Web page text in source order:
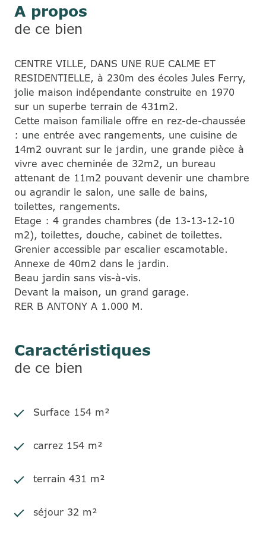
A propos
de ce bien
CENTRE VILLE, DANS UNE RUE CALME ET
RESIDENTIELLE, à 230m des écoles Jules Ferry,
jolie maison indépendante construite en 1970
sur un superbe terrain de 431m2.
Cette maison familiale offre en rez-de-chaussée
: une entrée avec rangements, une cuisine de
14m2 ouvrant sur le jardin, une grande pièce à
vivre avec cheminée de 32m2, un bureau
attenant de 11m2 pouvant devenir une chambre
ou agrandir le salon, une salle de bains,
toilettes, rangements.
Etage : 4 grandes chambres (de 13-13-12-10
m2), toilettes, douche, cabinet de toilettes.
Grenier accessible par escalier escamotable.
Annexe de 40m2 dans le jardin.
Beau jardin sans vis-à-vis.
Devant la maison, un grand garage.
RER B ANTONY A 1.000 M.
Caractéristiques
de ce bien
Surface 154 m²
carrez 154 m²
terrain 431 m²
séjour 32 m²